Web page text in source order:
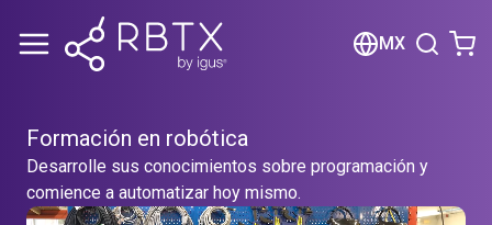
MX
Formación en robótica
Desarrolle sus conocimientos sobre programación y
comience a automatizar hoy mismo.
Shopping Cart
Browse the shop